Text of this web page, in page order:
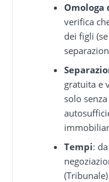
Omologa
verifica
dei figli
gratuita e
solo
Tempi:
(Tribunale)